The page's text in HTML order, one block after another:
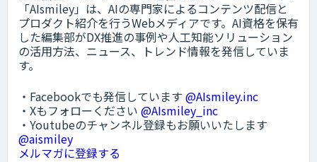
「AIsmiley」は、AIの専門家によるコンテンツ配信と
プロダクト紹介を行うWebメディアです。AI資格を保有
した編集部がDX推進の事例や人工知能ソリューション
の活用方法、ニュース、トレンド情報を発信していま
す。
・Facebookでも発信しています @AIsmiley.inc
・Xもフォローください @AIsmiley_inc
・Youtubeのチャンネル登録もお願いいたします
@aismiley
メルマガに登録する